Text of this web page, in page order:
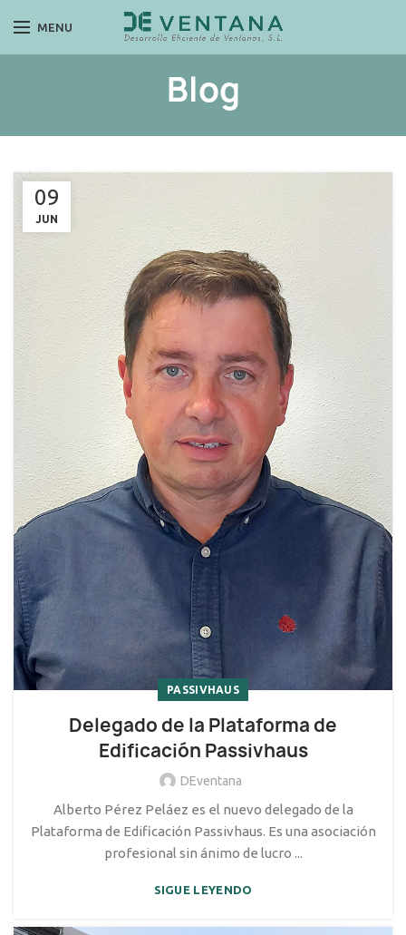
MENU
Blog
09
JUN
PASSIVHAUS
Delegado de la Plataforma de
Edificación Passivhaus
DEventana
Alberto Pérez Peláez es el nuevo delegado de la
Plataforma de Edificación Passivhaus. Es una asociación
profesional sin ánimo de lucro ...
SIGUE LEYENDO